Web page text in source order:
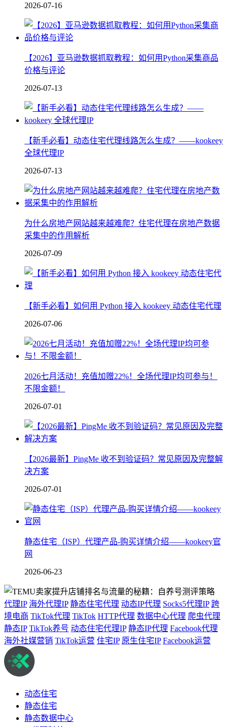
2026-07-16
【2026】亚马逊数据抓取教程：如何用Python采集商品
价格与评论
2026-07-13
【新手必看】动态住宅代理线路怎么生成？——kookeey
全球代理IP
2026-07-13
为什么房地产网站越来越难爬？住宅代理在房地产数据
采集中的作用解析
2026-07-09
【新手必看】如何用 Python 接入 kookeey 动态住宅代理
2026-07-06
2026七月活动！充值加赠22%！全场代理IP均可参与！
不限金额！
2026-07-01
【2026最新】PingMe 收不到验证码？常见原因及完整解
决方案
2026-07-01
静态住宅（ISP）代理产品-购买详情介绍——kookeey官
网
2026-06-23
代理IP 海外代理IP 静态住宅代理 动态IP代理 Socks5代理IP 跨
境电商 TikTok代理 TikTok HTTP代理 数据中心代理 爬虫代理
静态IP TikTok养号 动态住宅代理IP 静态IP代理 Facebook代理
海外社媒营销 TikTok运营 住宅IP 原生住宅IP Facebook运营
动态住宅
静态住宅
静态数据中心